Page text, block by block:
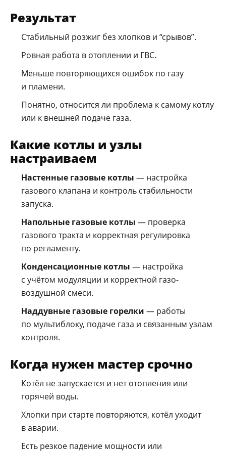
Результат
Стабильный розжиг без хлопков и “срывов”.
Ровная работа в отоплении и ГВС.
Меньше повторяющихся ошибок по газу
и пламени.
Понятно, относится ли проблема к самому котлу
или к внешней подаче газа.
Какие котлы и узлы
настраиваем
Настенные газовые котлы — настройка
газового клапана и контроль стабильности
запуска.
Напольные газовые котлы — проверка
газового тракта и корректная регулировка
по регламенту.
Конденсационные котлы — настройка
с учётом модуляции и корректной газо-
воздушной смеси.
Наддувные газовые горелки — работы
по мультиблоку, подаче газа и связанным узлам
контроля.
Когда нужен мастер срочно
Котёл не запускается и нет отопления или
горячей воды.
Хлопки при старте повторяются, котёл уходит
в аварии.
Есть резкое падение мощности или